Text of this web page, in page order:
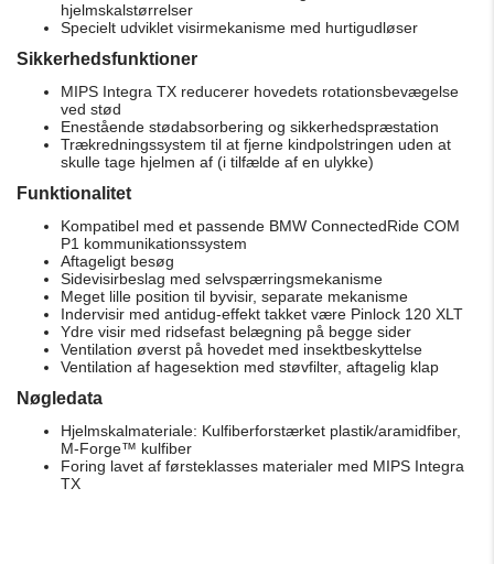
hjelmskalstørrelser
Specielt udviklet visirmekanisme med hurtigudløser
Sikkerhedsfunktioner
MIPS Integra TX reducerer hovedets rotationsbevægelse
ved stød
Enestående stødabsorbering og sikkerhedspræstation
Trækredningssystem til at fjerne kindpolstringen uden at
skulle tage hjelmen af (i tilfælde af en ulykke)
Funktionalitet
Kompatibel med et passende BMW ConnectedRide COM
P1 kommunikationssystem
Aftageligt besøg
Sidevisirbeslag med selvspærringsmekanisme
Meget lille position til byvisir, separate mekanisme
Indervisir med antidug-effekt takket være Pinlock 120 XLT
Ydre visir med ridsefast belægning på begge sider
Ventilation øverst på hovedet med insektbeskyttelse
Ventilation af hagesektion med støvfilter, aftagelig klap
Nøgledata
Hjelmskalmateriale: Kulfiberforstærket plastik/aramidfiber,
M-Forge™ kulfiber
Foring lavet af førsteklasses materialer med MIPS Integra
TX